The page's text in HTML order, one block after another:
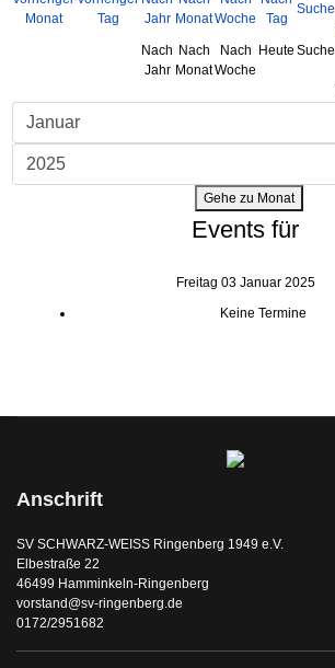
Nach
Jahr
Nach
Monat
Nach
Woche
Heute Suche
Gehe zu Monat
Events für
Freitag 03 Januar 2025
Keine Termine
Anschrift
SV SCHWARZ-WEISS Ringenberg 1949 e.V.
Elbestraße 22
46499 Hamminkeln-Ringenberg
vorstand@sv-ringenberg.de
0172/2951682